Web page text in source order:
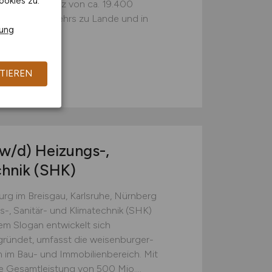
Radwegenetz von ca. 19.400
des Verkehrs zu Lande und in
d) Heizungs-,
(SHK)
im Breisgau, Karlsruhe, Nürnberg
, Sanitär- und Klimatechnik (SHK)
Slogan entwickelt sich
umfasst die weisenburger-
Bau- und Immobilienbereich. Mit
Gesamtleistung von 500 Mio....